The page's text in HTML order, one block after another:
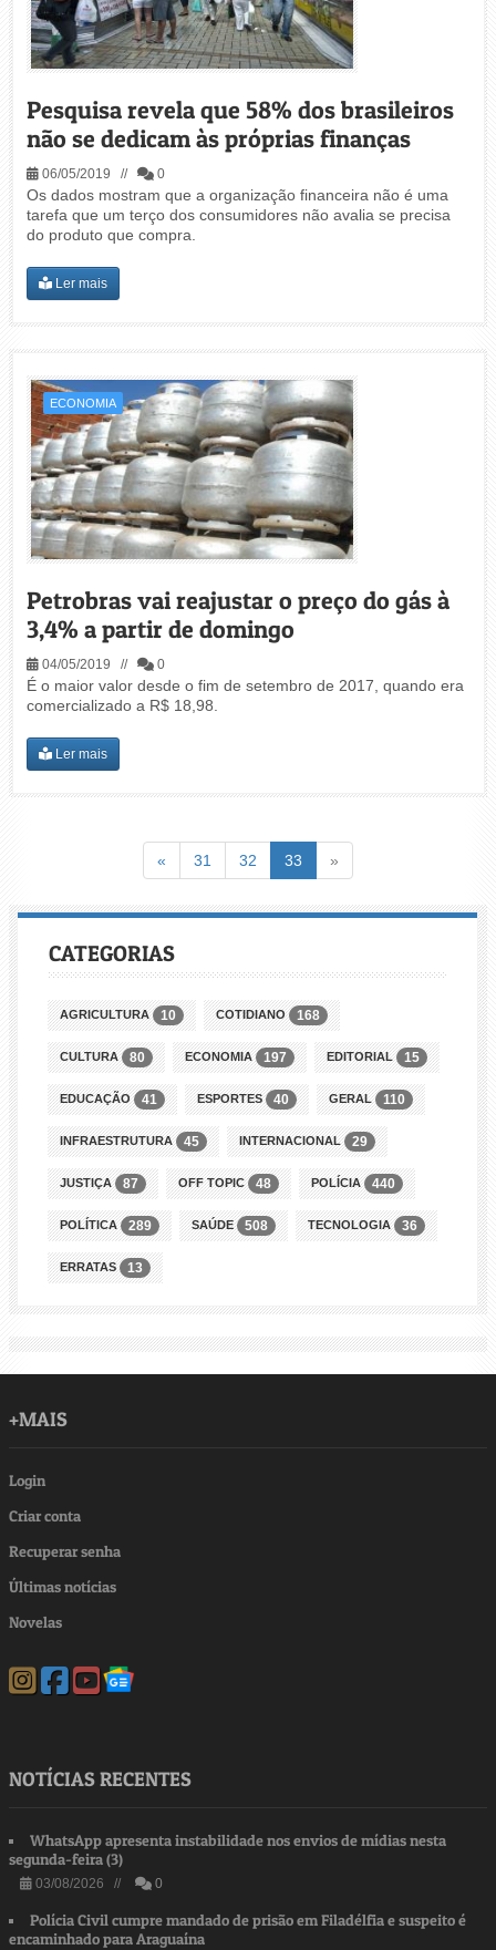
Pesquisa revela que 58% dos brasileiros
não se dedicam às próprias finanças
06/05/2019 // 0
Os dados mostram que a organização financeira não é uma
tarefa que um terço dos consumidores não avalia se precisa
do produto que compra.
Ler mais
ECONOMIA
Petrobras vai reajustar o preço do gás à
3,4% a partir de domingo
04/05/2019 // 0
É o maior valor desde o fim de setembro de 2017, quando era
comercializado a R$ 18,98.
Ler mais
« Voltar
31 32 33 (atual)
»
CATEGORIAS
AGRICULTURA 10 COTIDIANO 168
CULTURA 80 ECONOMIA 197 EDITORIAL 15
EDUCAÇÃO 41 ESPORTES 40 GERAL 110
INFRAESTRUTURA 45 INTERNACIONAL 29
JUSTIÇA 87 OFF TOPIC 48 POLÍCIA 440
POLÍTICA 289 SAÚDE 508 TECNOLOGIA 36
ERRATAS 13
+MAIS
Login
Criar conta
Recuperar senha
Últimas notícias
Novelas
NOTÍCIAS RECENTES
WhatsApp apresenta instabilidade nos envios de mídias nesta
segunda-feira (3)
03/08/2026 // 0
Polícia Civil cumpre mandado de prisão em Filadélfia e suspeito é
encaminhado para Araguaína